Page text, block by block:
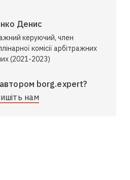
Денис
керуючий, член
комісії арбітражних
(2021-2023)
borg.expert?
нам